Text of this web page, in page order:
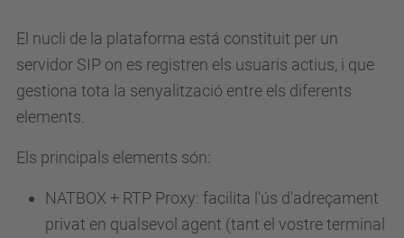
El nucli de la plataforma está constituit per un
servidor SIP on es registren els usuaris actius, i que
gestiona tota la senyalització entre els diferents
elements.
Els principals elements són:
NATBOX + RTP Proxy: facilita l'ús d'adreçament
privat en qualsevol agent (tant el vostre terminal